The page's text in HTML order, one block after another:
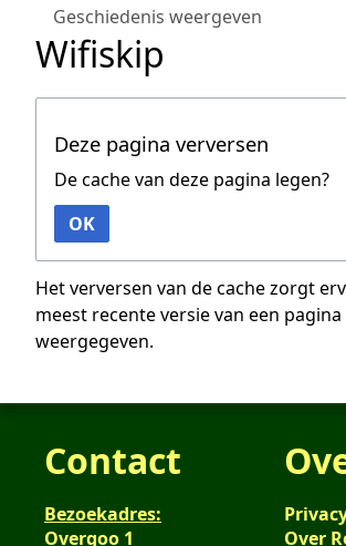
Geschiedenis weergeven
Wifiskip
Deze pagina verversen
De cache van deze pagina legen?
OK
Het verversen van de cache zorgt
meest recente versie van een
weergegeven.
Contact
Bezoekadres:
Overgoo 1
Over